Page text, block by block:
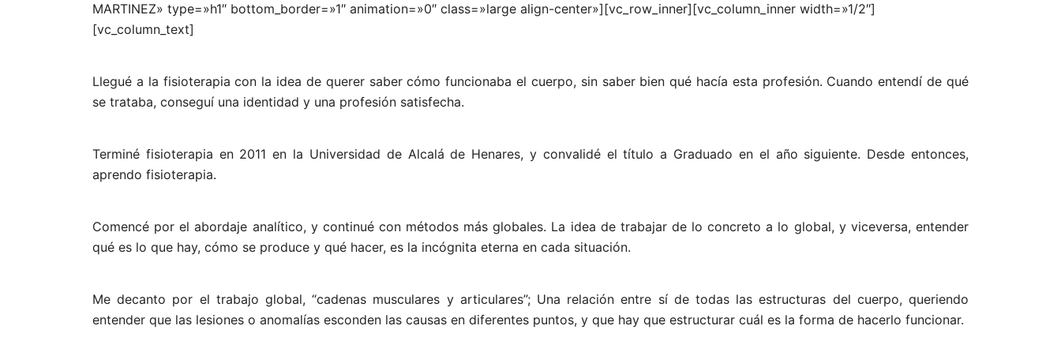
MARTINEZ» type=»h1″ bottom_border=»1″ animation=»0″ class=»large align-center»][vc_row_inner][vc_column_inner width=»1/2″]
[vc_column_text]
Llegué a la fisioterapia con la idea de querer saber cómo funcionaba el cuerpo, sin saber bien qué hacía esta profesión. Cuando entendí de qué
se trataba, conseguí una identidad y una profesión satisfecha.
Terminé fisioterapia en 2011 en la Universidad de Alcalá de Henares, y convalidé el título a Graduado en el año siguiente. Desde entonces,
aprendo fisioterapia.
Comencé por el abordaje analítico, y continué con métodos más globales. La idea de trabajar de lo concreto a lo global, y viceversa, entender
qué es lo que hay, cómo se produce y qué hacer, es la incógnita eterna en cada situación.
Me decanto por el trabajo global, “cadenas musculares y articulares”; Una relación entre sí de todas las estructuras del cuerpo, queriendo
entender que las lesiones o anomalías esconden las causas en diferentes puntos, y que hay que estructurar cuál es la forma de hacerlo funcionar.